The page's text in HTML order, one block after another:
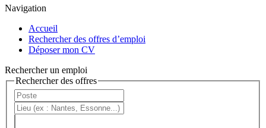
Navigation
Accueil
Rechercher des offres d’emploi
Déposer mon CV
Rechercher un emploi
Rechercher des offres